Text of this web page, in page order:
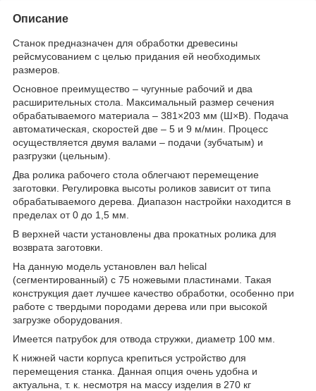
Описание
Станок предназначен для обработки древесины
рейсмусованием с целью придания ей необходимых
размеров.
Основное преимущество – чугунные рабочий и два
расширительных стола. Максимальный размер сечения
обрабатываемого материала – 381×203 мм (Ш×В). Подача
автоматическая, скоростей две – 5 и 9 м/мин. Процесс
осуществляется двумя валами – подачи (зубчатым) и
разгрузки (цельным).
Два ролика рабочего стола облегчают перемещение
заготовки. Регулировка высоты роликов зависит от типа
обрабатываемого дерева. Диапазон настройки находится в
пределах от 0 до 1,5 мм.
В верхней части установлены два прокатных ролика для
возврата заготовки.
На данную модель установлен вал helical
(сегментированный) с 75 ножевыми пластинами. Такая
конструкция дает лучшее качество обработки, особенно при
работе с твердыми породами дерева или при высокой
загрузке оборудования.
Имеется патрубок для отвода стружки, диаметр 100 мм.
К нижней части корпуса крепиться устройство для
перемещения станка. Данная опция очень удобна и
актуальна, т. к. несмотря на массу изделия в 270 кг